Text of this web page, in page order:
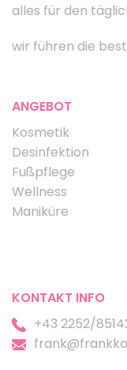
alles für den
wir führen die
ANGEBOT
Kosmetik
Desinfektion
Fußpflege
Wellness
Maniküre
KONTAKT INFO
+43 2252/